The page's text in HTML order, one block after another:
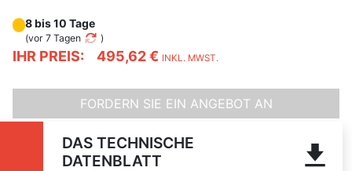
IHR PREIS: 495,62 € INKL. MWST.
8 bis 10 Tage
(vor 7 Tagen )
FORDERN SIE EIN ANGEBOT AN
DAS TECHNISCHE
DATENBLATT